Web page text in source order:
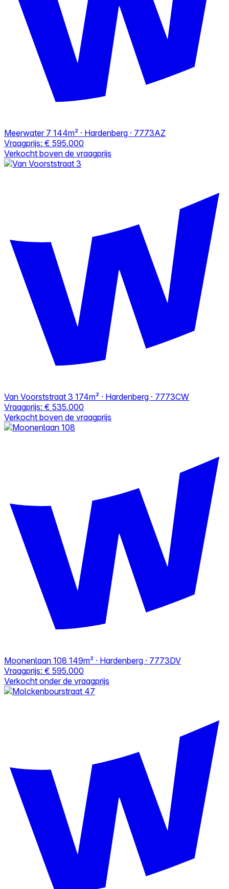
Meerwater 7 144m² · Hardenberg · 7773AZ
Vraagprijs: € 595.000
Verkocht boven de vraagprijs
Van Voorststraat 3 174m² · Hardenberg · 7773CW
Vraagprijs: € 535.000
Verkocht boven de vraagprijs
Moonenlaan 108 149m² · Hardenberg · 7773DV
Vraagprijs: € 595.000
Verkocht onder de vraagprijs